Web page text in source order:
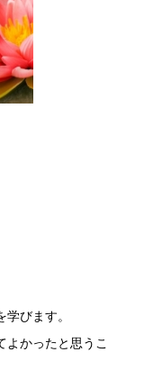
びます。
よかったと思うこ